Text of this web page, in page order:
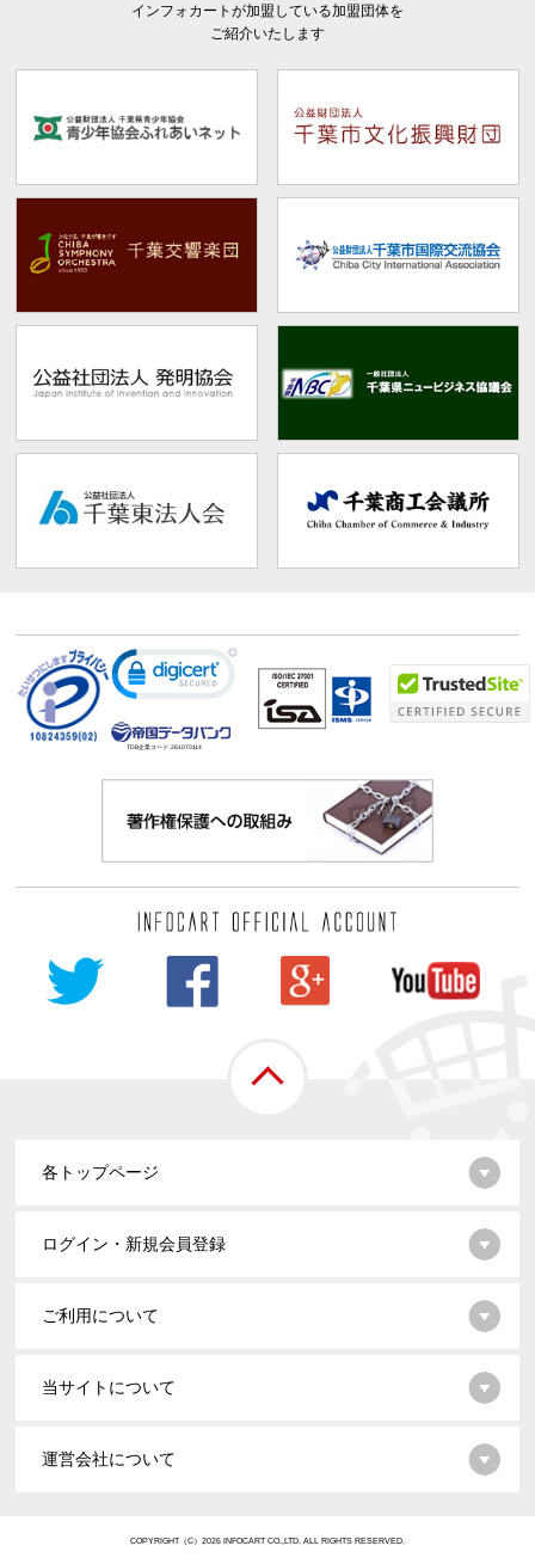
インフォカートが加盟している加盟団体を
ご紹介いたします
TDB企業コード:261070114
各トップページ
ログイン・新規会員登録
ご利用について
当サイトについて
運営会社について
COPYRIGHT（C）2026 INFOCART CO.,LTD. ALL RIGHTS RESERVED.